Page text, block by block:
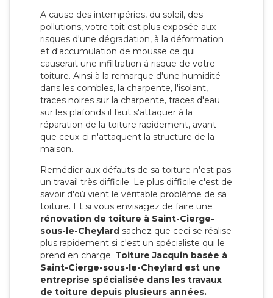
A cause des intempéries, du soleil, des
pollutions, votre toit est plus exposée aux
risques d'une dégradation, à la déformation
et d'accumulation de mousse ce qui
causerait une infiltration à risque de votre
toiture. Ainsi à la remarque d'une humidité
dans les combles, la charpente, l'isolant,
traces noires sur la charpente, traces d'eau
sur les plafonds il faut s'attaquer à la
réparation de la toiture rapidement, avant
que ceux-ci n'attaquent la structure de la
maison.
Remédier aux défauts de sa toiture n'est pas
un travail très difficile. Le plus difficile c'est de
savoir d'où vient le véritable problème de sa
toiture. Et si vous envisagez de faire une
rénovation de toiture à Saint-Cierge-
sous-le-Cheylard sachez que ceci se réalise
plus rapidement si c'est un spécialiste qui le
prend en charge. Toiture Jacquin basée à
Saint-Cierge-sous-le-Cheylard est une
entreprise spécialisée dans les travaux
de toiture depuis plusieurs années.